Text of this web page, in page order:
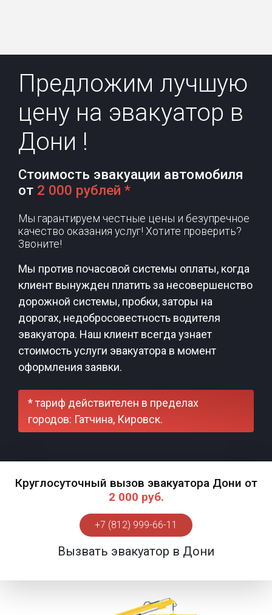
Предложим лучшую
цену на эвакуатор в
Дони !
Стоимость эвакуации автомобиля
от 2 000 рублей *
Мы гарантируем честные цены и безупречное
качество оказания услуг! Хотите проверить?
Звоните!
Мы против почасовой системы оплаты, когда
клиент вынужден платить за несовершенство
дорожной системы, пробки, заторы на
дорогах, недобросовестность водителя
эвакуатора. Наш клиент всегда узнает
стоимость услуги эвакуатора в момент
оформления заявки.
* тариф действителен в пределах
городов: Гатчина, Кировск.
Круглосуточный вызов эвакуатора Дони от
2 000 руб.
+7 (812) 999-66-11
Вызвать эвакуатор в Дони